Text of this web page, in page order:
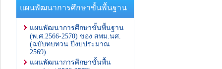
แผนพัฒนาการศึกษาขั้นพื้นฐาน
แผนพัฒนาการศึกษาขั้นพื้นฐาน
(พ.ศ.2566-2570) ของ สพม.นศ.
(ฉบับทบทวน ปีงบประมาณ
2569)
แผนพัฒนาการศึกษาขั้นพื้น